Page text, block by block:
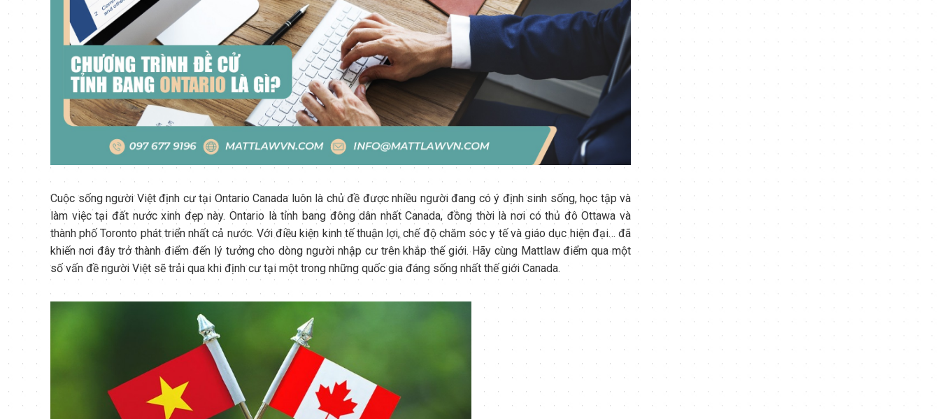
Cuộc sống người Việt định cư tại Ontario Canada luôn là chủ đề được nhiều người đang có ý định sinh sống, học tập và
làm việc tại đất nước xinh đẹp này. Ontario là tỉnh bang đông dân nhất Canada, đồng thời là nơi có thủ đô Ottawa và
thành phố Toronto phát triển nhất cả nước. Với điều kiện kinh tế thuận lợi, chế độ chăm sóc y tế và giáo dục hiện đại… đã
khiến nơi đây trở thành điểm đến lý tưởng cho dòng người nhập cư trên khắp thế giới. Hãy cùng Mattlaw điểm qua một
số vấn đề người Việt sẽ trải qua khi định cư tại một trong những quốc gia đáng sống nhất thế giới Canada.